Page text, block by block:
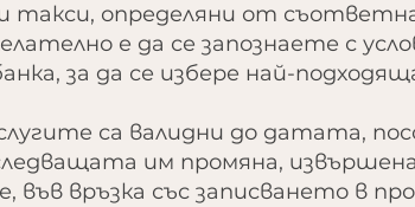
такси, определяни от
е да се запознаете с
за да се избере най-
са валидни до датата,
им промяна,
във връзка със записването в